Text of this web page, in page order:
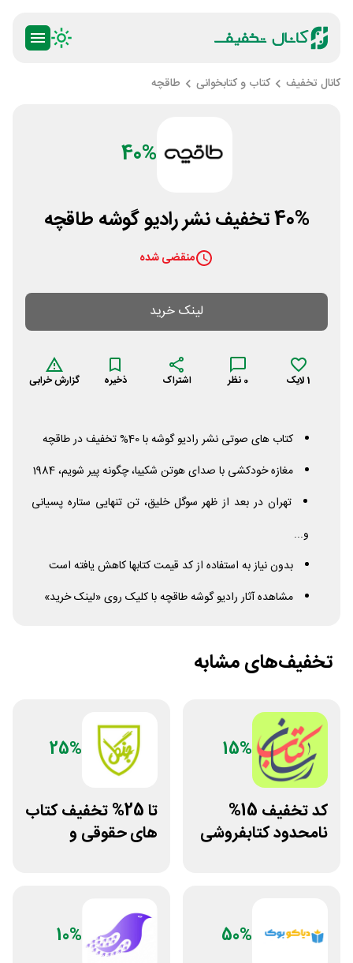
کانال تخفیف کتاب و کتابخوانی طاقچه
40%
40% تخفیف نشر رادیو گوشه طاقچه
منقضی شده
لینک خرید
1لایک 0 نظر اشتراک ذخیره گزارش خرابی
کتاب های صوتی نشر رادیو گوشه با 40% تخفیف در طاقچه
مغازه خودکشی با صدای هوتن شکیبا، چگونه پیر شویم، 1984
تهران در بعد از ظهر سوگل خلیق، تن تنهایی ستاره پسیانی
و...
بدون نیاز به استفاده از کد قیمت کتابها کاهش یافته است
مشاهده آثار رادیو گوشه طاقچه با کلیک روی «لینک خرید»
تخفیف‌های مشابه
15%
کد تخفیف 15%
نامحدود کتابفروشی
25%
تا 25% تخفیف کتاب
های حقوقی و
50%
10%